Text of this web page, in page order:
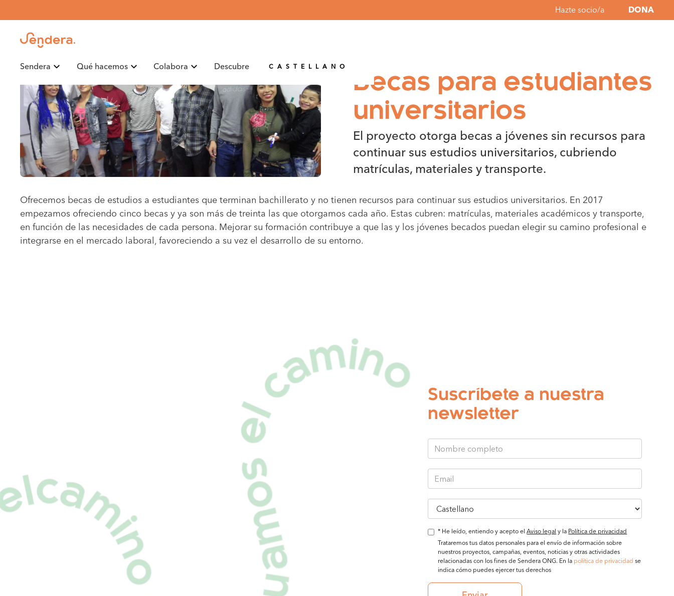
Hazte socio/a DONA
Sendera Qué hacemos Colabora Descubre CASTELLANO
Becas para estudiantes
universitarios
El proyecto otorga becas a jóvenes sin recursos para
continuar sus estudios universitarios, cubriendo
matrículas, materiales y transporte.
Ofrecemos becas de estudios a estudiantes que terminan bachillerato y no tienen recursos para continuar sus estudios universitarios. En 2017
empezamos ofreciendo cinco becas y ya son más de treinta las que otorgamos cada año. Estas cubren: matrículas, materiales académicos y transporte,
en función de las necesidades de cada persona. Mejorar su formación contribuye a que las y los jóvenes becados puedan elegir su camino profesional e
integrarse en el mercado laboral, favoreciendo a su vez el desarrollo de su entorno.
Suscríbete a nuestra
newsletter
* He leído, entiendo y acepto elAviso legal y la Política de privacidad
Trataremos tus datos personales para el envío de información sobre
nuestros proyectos, campañas, eventos, noticias y otras actividades
relacionadas con los fines de Sendera ONG. En la política de privacidad se
indica cómo puedes ejercer tus derechos